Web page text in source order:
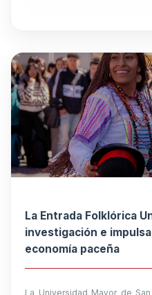
La Entrada Folklórica
investigación e impulsa
economía paceña
La Universidad Mayor de